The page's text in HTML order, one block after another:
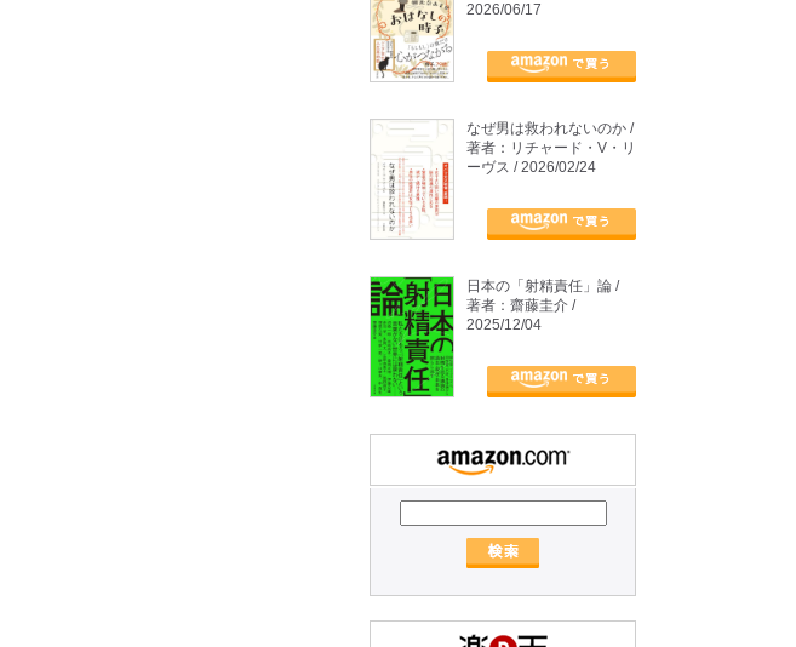
2026/06/17
なぜ男は救われないのか /
著者：リチャード・V・リ
ーヴス / 2026/02/24
日本の「射精責任」論 /
著者：齋藤圭介 /
2025/12/04